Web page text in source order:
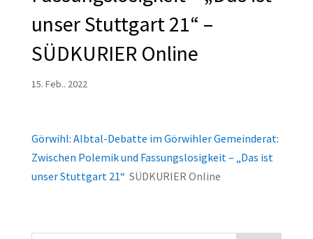
unser Stuttgart 21“ –
SÜDKURIER Online
15. Feb.. 2022
Görwihl: Albtal-Debatte im Görwihler Gemeinderat:
Zwischen Polemik und Fassungslosigkeit – „Das ist
unser Stuttgart 21“ SÜDKURIER Online